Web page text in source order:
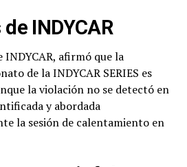
INDYCAR
INDYCAR, afirmó que la
de la INDYCAR SERIES es
la violación no se detectó en
y abordada
la sesión de calentamiento en